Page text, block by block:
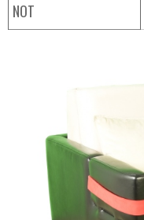
NOT